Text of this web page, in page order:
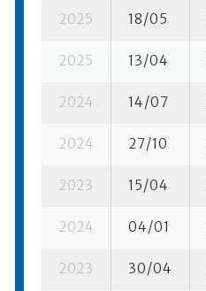
2025 18/05
2025 13/04
2024 14/07
2024 27/10
2023 15/04
2024 04/01
2023 30/04